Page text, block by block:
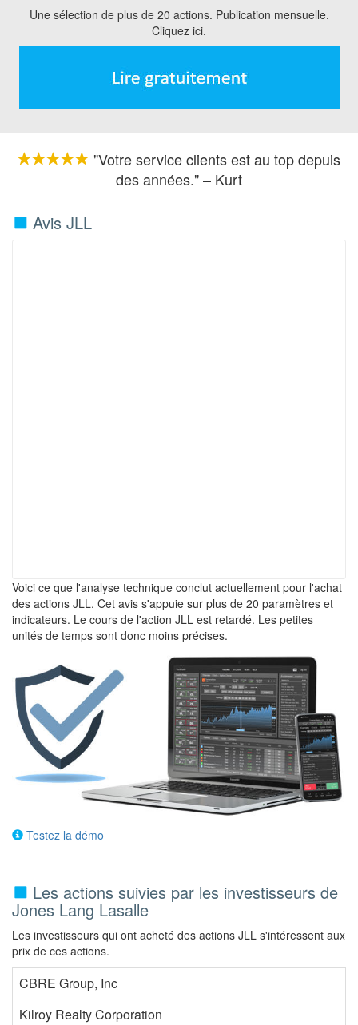
Une sélection de plus de 20 actions. Publication mensuelle.
Cliquez ici.
"Votre service clients est au top depuis
des années." – Kurt
Avis JLL
Voici ce que l'analyse technique conclut actuellement pour l'achat
des actions JLL. Cet avis s'appuie sur plus de 20 paramètres et
indicateurs. Le cours de l'action JLL est retardé. Les petites
unités de temps sont donc moins précises.
Testez la démo
Les actions suivies par les investisseurs de
Jones Lang Lasalle
Les investisseurs qui ont acheté des actions JLL s'intéressent aux
prix de ces actions.
CBRE Group, Inc
Kilroy Realty Corporation